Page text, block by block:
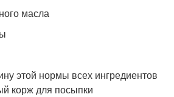
масла
этой нормы всех ингредиентов
корж для посыпки